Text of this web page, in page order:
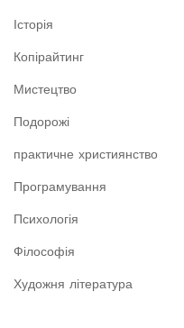
Історія
Копірайтинг
Мистецтво
Подорожі
практичне християнство
Програмування
Психологія
Філософія
Художня література